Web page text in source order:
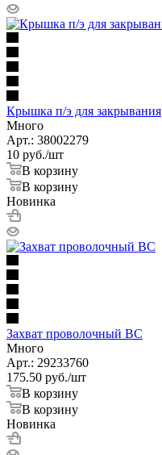
Крышка п/э для закрывания
Много
Арт.: 38002279
10 руб./шт
В корзину
В корзину
Новинка
Захват проволочный ВС
Много
Арт.: 29233760
175.50 руб./шт
В корзину
В корзину
Новинка